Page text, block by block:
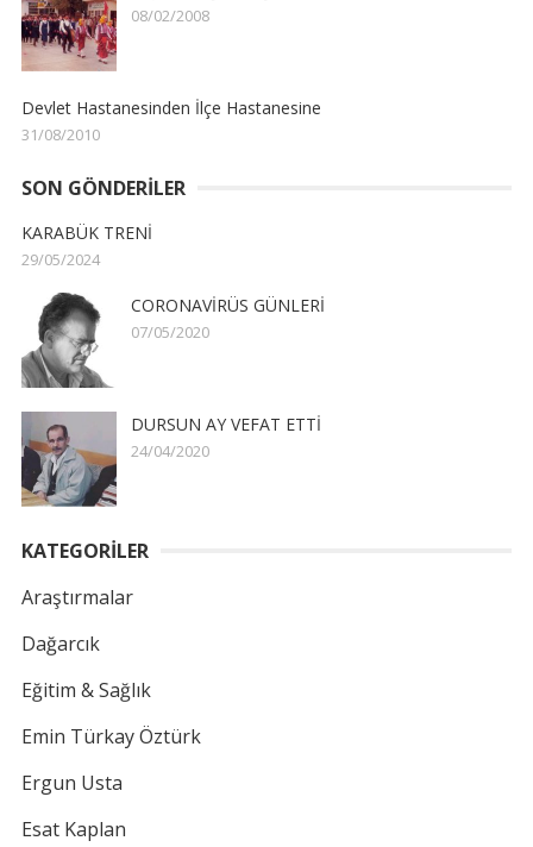
08/02/2008
Devlet Hastanesinden İlçe Hastanesine
31/08/2010
SON GÖNDERILER
KARABÜK TRENİ
29/05/2024
CORONAVİRÜS GÜNLERİ
07/05/2020
DURSUN AY VEFAT ETTİ
24/04/2020
KATEGORİLER
Araştırmalar
Dağarcık
Eğitim & Sağlık
Emin Türkay Öztürk
Ergun Usta
Esat Kaplan